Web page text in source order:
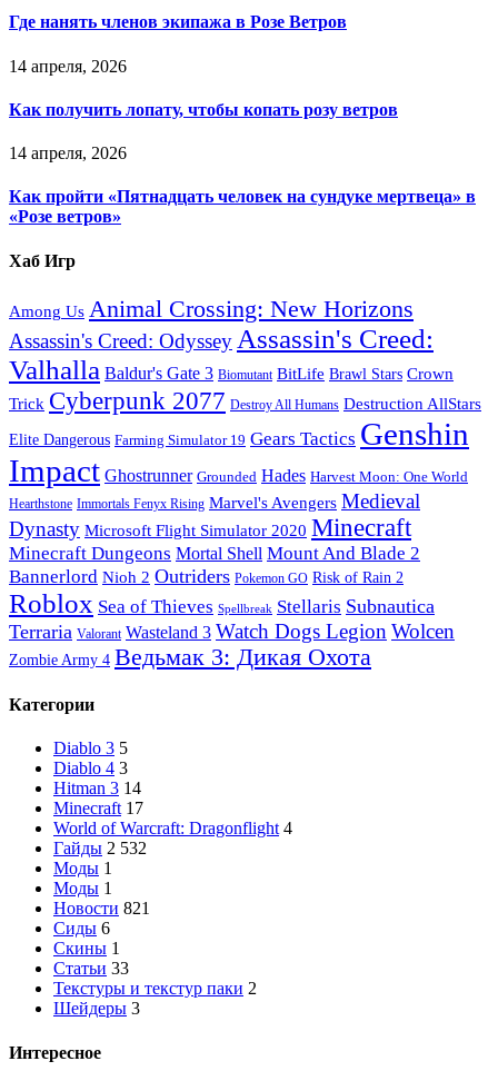
Где нанять членов экипажа в Розе Ветров
14 апреля, 2026
Как получить лопату, чтобы копать розу ветров
14 апреля, 2026
Как пройти «Пятнадцать человек на сундуке мертвеца» в
«Розе ветров»
Хаб Игр
Among Us Animal Crossing: New Horizons
Assassin's Creed: Odyssey Assassin's Creed:
Valhalla Baldur's Gate 3 Biomutant BitLife Brawl Stars Crown
Trick Cyberpunk 2077 Destroy All Humans Destruction AllStars
Elite Dangerous Farming Simulator 19 Gears Tactics Genshin
Impact Ghostrunner Grounded Hades Harvest Moon: One World
Hearthstone Immortals Fenyx Rising Marvel's Avengers Medieval
Dynasty Microsoft Flight Simulator 2020 Minecraft
Minecraft Dungeons Mortal Shell Mount And Blade 2
Bannerlord Nioh 2 Outriders Pokemon GO Risk of Rain 2
Roblox Sea of ​​Thieves Spellbreak Stellaris Subnautica
Terraria Valorant Wasteland 3 Watch Dogs Legion Wolcen
Zombie Army 4 Ведьмак 3: Дикая Охота
Категории
Diablo 3 5
Diablo 4 3
Hitman 3 14
Minecraft 17
World of Warcraft: Dragonflight 4
Гайды 2 532
Моды 1
Моды 1
Новости 821
Сиды 6
Скины 1
Статьи 33
Текстуры и текстур паки 2
Шейдеры 3
Интересное